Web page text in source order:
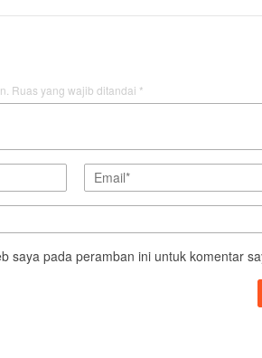
Ruas yang wajib ditandai *
saya pada peramban ini untuk komentar